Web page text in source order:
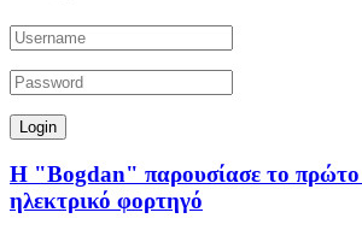
Η "Bogdan" παρουσίασε το πρώτο
ηλεκτρικό φορτηγό